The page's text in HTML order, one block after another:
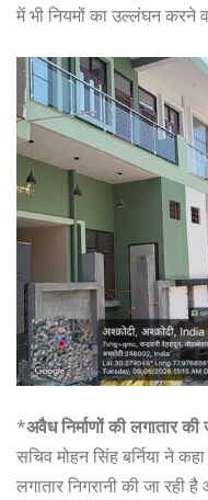
में भी नियमों का उल्लंघन करने
*अवैध निर्माणों की लगातार की
सचिव मोहन सिंह बर्निया ने
लगातार निगरानी की जा रही